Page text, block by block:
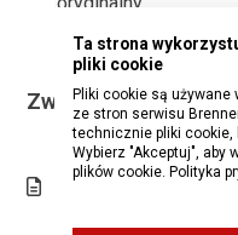
Zwroty i wymiany
Zwrot kosztów lub
Ta strona
pliki cookie
Pliki cookie są
ze stron serwisu
technicznie pliki cookie,
Wybierz "Akceptuj", aby
plików cookie. Polityka